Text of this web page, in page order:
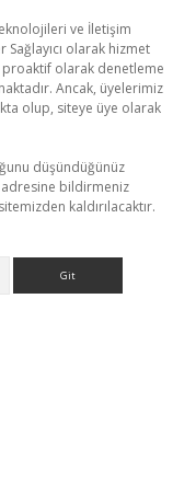
ve İletişim
Sağlayıcı olarak hizmet
olarak denetleme
Ancak, üyelerimiz
olup, siteye üye olarak
düşündüğünüz
adresine bildirmeniz
kaldırılacaktır.